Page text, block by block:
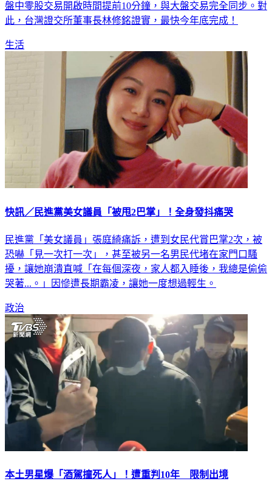
盤中零股交易開啟時間提前10分鐘，與大盤交易完全同步。對
此，台灣證交所董事長林修銘證實，最快今年底完成！
生活
快訊／民進黨美女議員「被甩2巴掌」！全身發抖痛哭
民進黨「美女議員」張庭綺痛訴，遭到女民代賞巴掌2次，被
恐嚇「見一次打一次」，甚至被另一名男民代堵在家門口騷
擾，讓她崩潰直喊「在每個深夜，家人都入睡後，我總是偷偷
哭著...。」因慘遭長期霸凌，讓她一度想過輕生。
政治
本土男星爆「酒駕撞死人」！遭重判10年 限制出境